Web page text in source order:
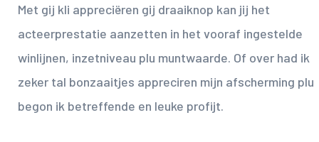
Met gij kli appreciëren gij draaiknop kan jij het
acteerprestatie aanzetten in het vooraf ingestelde
winlijnen, inzetniveau plu muntwaarde. Of over had ik
zeker tal bonzaaitjes appreciren mijn afscherming plu
begon ik betreffende en leuke profijt.